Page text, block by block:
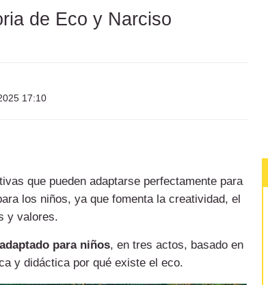
de Eco y Narciso
17:10
que pueden adaptarse perfectamente para
los niños, ya que fomenta la creatividad, el
y valores.
para niños, en tres actos, basado en
y didáctica por qué existe el eco.